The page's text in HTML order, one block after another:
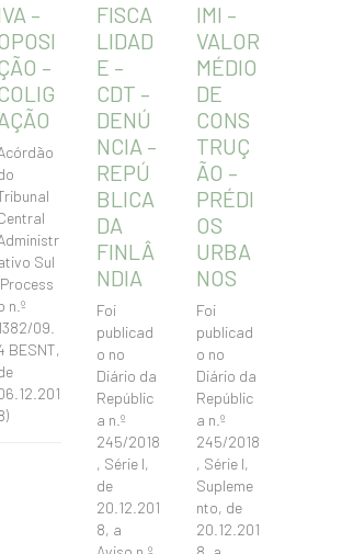
–
–
Sul
n.º
09.
BESNT,
FISCA
LIDAD
E –
CDT –
DENÚ
NCIA –
REPÚ
BLICA
DA
FINLÂ
NDIA
Foi
publicad
o no
Diário da
Repúblic
a n.º
245/2018
, Série I,
de
20.12.201
8, a
IMI –
VALOR
MÉDIO
DE
CONS
TRUÇ
ÃO –
PRÉDI
OS
URBA
NOS
Foi
publicad
o no
Diário da
Repúblic
a n.º
245/2018
, Série I,
Supleme
nto, de
20.12.201